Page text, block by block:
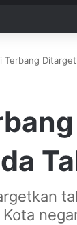
Terbang